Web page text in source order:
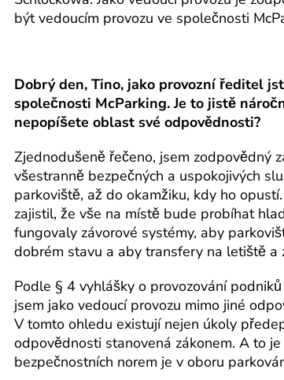
být vedoucím provozu ve společnosti
Dobrý den, Tino, jako provozní ředitel
společnosti McParking. Je to jistě
nepopíšete oblast své odpovědnosti?
Zjednodušeně řečeno, jsem zodpovědný
všestranně bezpečných a uspokojivých
parkoviště, až do okamžiku, kdy ho
zajistil, že vše na místě bude probíhat
fungovaly závorové systémy, aby
dobrém stavu a aby transfery na letiště a
Podle § 4 vyhlášky o provozování
jsem jako vedoucí provozu mimo jiné
V tomto ohledu existují nejen úkoly
odpovědnosti stanovená zákonem. A to
bezpečnostních norem je v oboru